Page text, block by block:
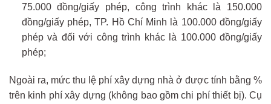
75.000 đồng/giấy phép, công trình khác là 150.000
đồng/giấy phép, TP. Hồ Chí Minh là 100.000 đồng/giấy
phép và đối với công trình khác là 100.000 đồng/giấy
phép;
Ngoài ra, mức thu lệ phí xây dựng nhà ở được tính bằng %
trên kinh phí xây dựng (không bao gồm chi phí thiết bị). Cụ